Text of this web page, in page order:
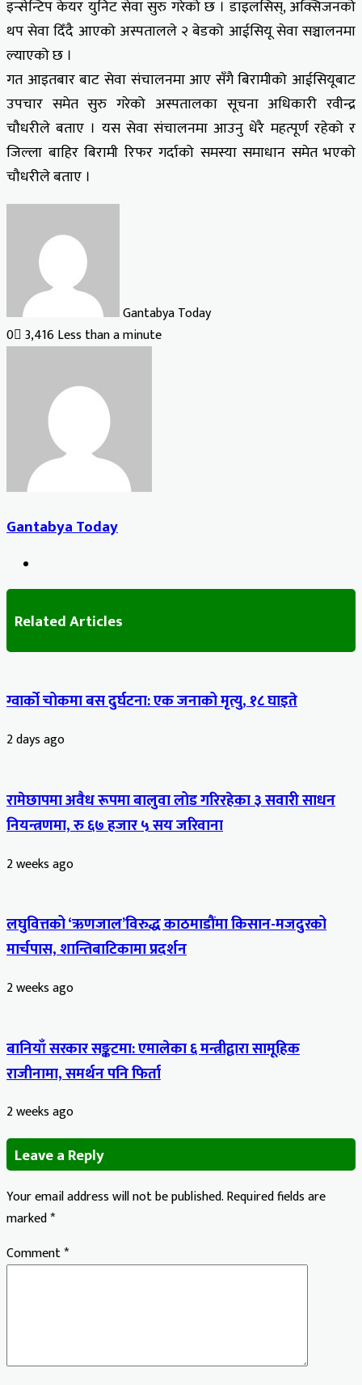
इन्सेन्टिप केयर युनिट सेवा सुरु गरेको छ । डाइलसिस्, अक्सिजनको
थप सेवा दिँदै आएको अस्पतालले २ बेडको आईसियू सेवा सञ्चालनमा
ल्याएको छ ।
गत आइतबार बाट सेवा संचालनमा आए सँगै बिरामीको आईसियूबाट
उपचार समेत सुरु गरेको अस्पतालका सूचना अधिकारी रवीन्द्र
चौधरीले बताए । यस सेवा संचालनमा आउनु धेरै महत्पूर्ण रहेको र
जिल्ला बाहिर बिरामी रिफर गर्दाको समस्या समाधान समेत भएको
चौधरीले बताए ।
Gantabya Today
0 3,416Less than a minute
Gantabya Today
Related Articles
ग्वार्को चोकमा बस दुर्घटना: एक जनाको मृत्यु, १८ घाइते
2 days ago
रामेछापमा अवैध रूपमा बालुवा लोड गरिरहेका ३ सवारी साधन
नियन्त्रणमा, रु ६७ हजार ५ सय जरिवाना
2 weeks ago
लघुवित्तको ‘ऋणजाल’विरुद्ध काठमाडौंमा किसान-मजदुरको
मार्चपास, शान्तिबाटिकामा प्रदर्शन
2 weeks ago
बानियाँ सरकार सङ्कटमा: एमालेका ६ मन्त्रीद्वारा सामूहिक
राजीनामा, समर्थन पनि फिर्ता
2 weeks ago
Leave a Reply
Your email address will not be published.Required fields are
marked*
Comment*